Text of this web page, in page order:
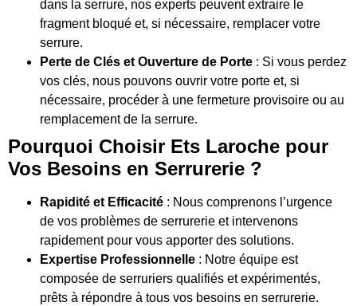
dans la serrure, nos experts peuvent extraire le
fragment bloqué et, si nécessaire, remplacer votre
serrure.
Perte de Clés et Ouverture de Porte : Si vous perdez
vos clés, nous pouvons ouvrir votre porte et, si
nécessaire, procéder à une fermeture provisoire ou au
remplacement de la serrure.
Pourquoi Choisir Ets Laroche pour
Vos Besoins en Serrurerie ?
Rapidité et Efficacité : Nous comprenons l’urgence
de vos problèmes de serrurerie et intervenons
rapidement pour vous apporter des solutions.
Expertise Professionnelle : Notre équipe est
composée de serruriers qualifiés et expérimentés,
prêts à répondre à tous vos besoins en serrurerie.